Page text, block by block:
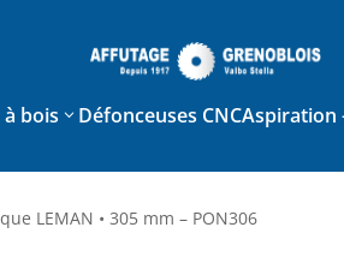
bois Défonceuses CNCAspiration
LEMAN • 305 mm – PON306